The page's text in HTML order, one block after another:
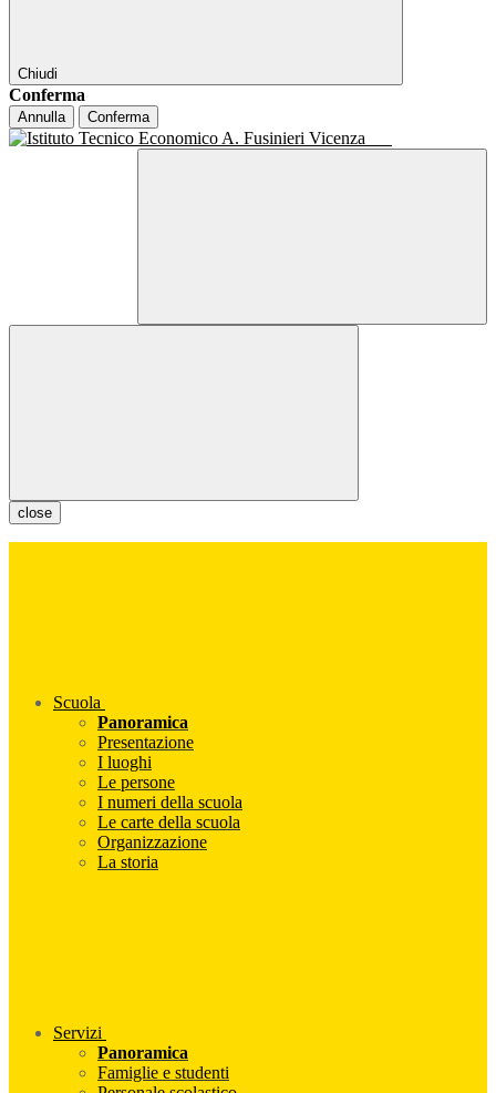
Chiudi
Conferma
Annulla Conferma
close
Scuola
Panoramica
Presentazione
I luoghi
Le persone
I numeri della scuola
Le carte della scuola
Organizzazione
La storia
Servizi
Panoramica
Famiglie e studenti